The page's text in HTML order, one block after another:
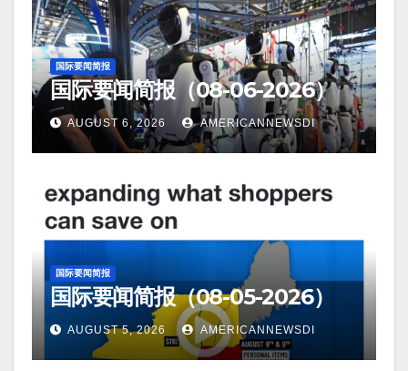
国际要闻简报
国际要闻简报（08-06-2026）
AUGUST 6, 2026 AMERICANNEWSDI
国际要闻简报
国际要闻简报（08-05-2026）
AUGUST 5, 2026 AMERICANNEWSDI